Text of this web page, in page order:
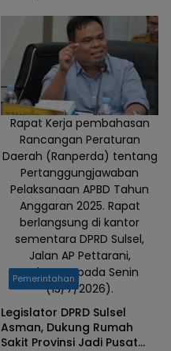
Rapat Kerja pembahasan
Rancangan Peraturan
Daerah (Ranperda) tentang
Pertanggungjawaban
Pelaksanaan APBD Tahun
Anggaran 2025. Rapat
berlangsung di kantor
sementara DPRD Sulsel,
Jalan AP Pettarani,
Makassar, pada Senin
(13/7/2026).
Pemerintahan
Legislator DPRD Sulsel
Asman, Dukung Rumah
Sakit Provinsi Jadi Pusat